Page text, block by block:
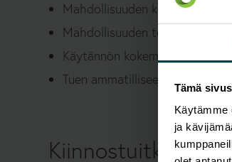
Tämä
Käytämme
ja
Mahdollisuuden kesätöiden
Mahdollisuuden tehdä
Käytännön kokemusta
Tuen ammatilliseen
Kiinnostuitko?